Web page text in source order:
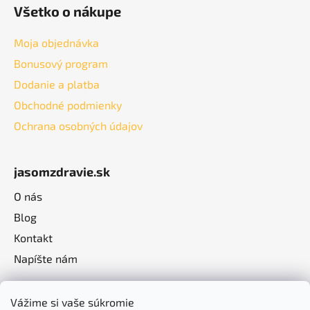
Vážime si vaše súkromie
Všetko o nákupe
Moja objednávka
Bonusový program
Dodanie a platba
Obchodné podmienky
Ochrana osobných údajov
jasomzdravie.sk
O nás
Blog
Kontakt
Napíšte nám